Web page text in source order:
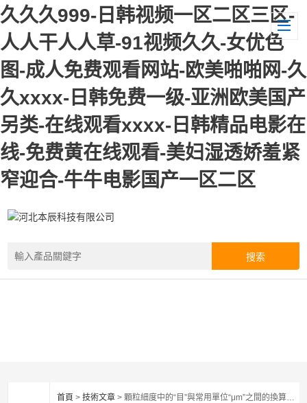
久久久999-日韩视频一区二区三区-
人人干人人草-91视频久久-女优色
图-成人免费观看网站-欧美啪啪网-久
久xxxx-日韩免费一级-亚洲欧美国产
另类-在线观看xxxx-日韩精品电影在
线-免费黄在线观看-美妇湿透娇羞紧
窄迎合-牛牛电影国产一区二区
首頁 >技術文章 > 顆粒細度中的“目”與常用單位“μm”之間的換算關系